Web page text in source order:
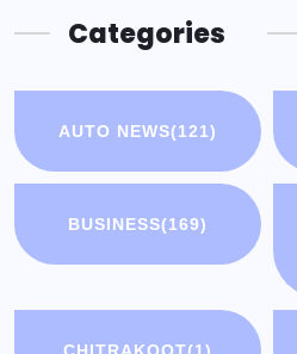
Categories
AUTO NEWS(121)
BUSINESS(169)